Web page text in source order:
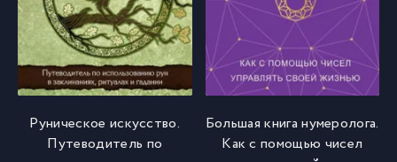
Руническое искусство.
Путеводитель по
Большая книга нумеролога.
Как с помощью чисел